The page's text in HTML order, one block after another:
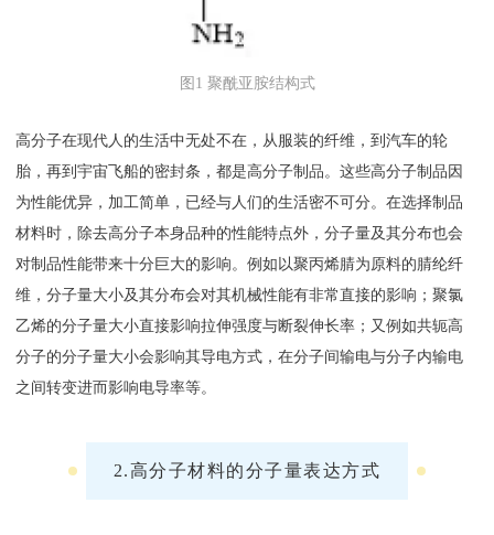
图1 聚酰亚胺结构式
高分子在现代人的生活中无处不在，从服装的纤维，到汽车的轮
胎，再到宇宙飞船的密封条，都是高分子制品。这些高分子制品因
为性能优异，加工简单，已经与人们的生活密不可分。在选择制品
材料时，除去高分子本身品种的性能特点外，分子量及其分布也会
对制品性能带来十分巨大的影响。例如以聚丙烯腈为原料的腈纶纤
维，分子量大小及其分布会对其机械性能有非常直接的影响；聚氯
乙烯的分子量大小直接影响拉伸强度与断裂伸长率；又例如共轭高
分子的分子量大小会影响其导电方式，在分子间输电与分子内输电
之间转变进而影响电导率等。
2.高分子材料的分子量表达方式